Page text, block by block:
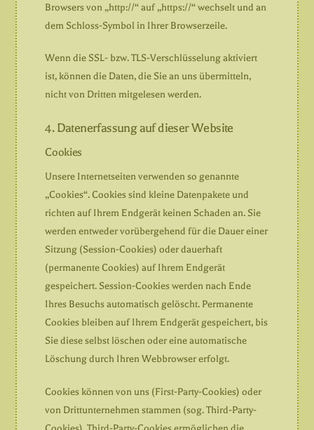
Browsers von „http://“ auf „https://“ wechselt und an
dem Schloss-Symbol in Ihrer Browserzeile.
Wenn die SSL- bzw. TLS-Verschlüsselung aktiviert
ist, können die Daten, die Sie an uns übermitteln,
nicht von Dritten mitgelesen werden.
4. Datenerfassung auf dieser Website
Cookies
Unsere Internetseiten verwenden so genannte
„Cookies“. Cookies sind kleine Datenpakete und
richten auf Ihrem Endgerät keinen Schaden an. Sie
werden entweder vorübergehend für die Dauer einer
Sitzung (Session-Cookies) oder dauerhaft
(permanente Cookies) auf Ihrem Endgerät
gespeichert. Session-Cookies werden nach Ende
Ihres Besuchs automatisch gelöscht. Permanente
Cookies bleiben auf Ihrem Endgerät gespeichert, bis
Sie diese selbst löschen oder eine automatische
Löschung durch Ihren Webbrowser erfolgt.
Cookies können von uns (First-Party-Cookies) oder
von Drittunternehmen stammen (sog. Third-Party-